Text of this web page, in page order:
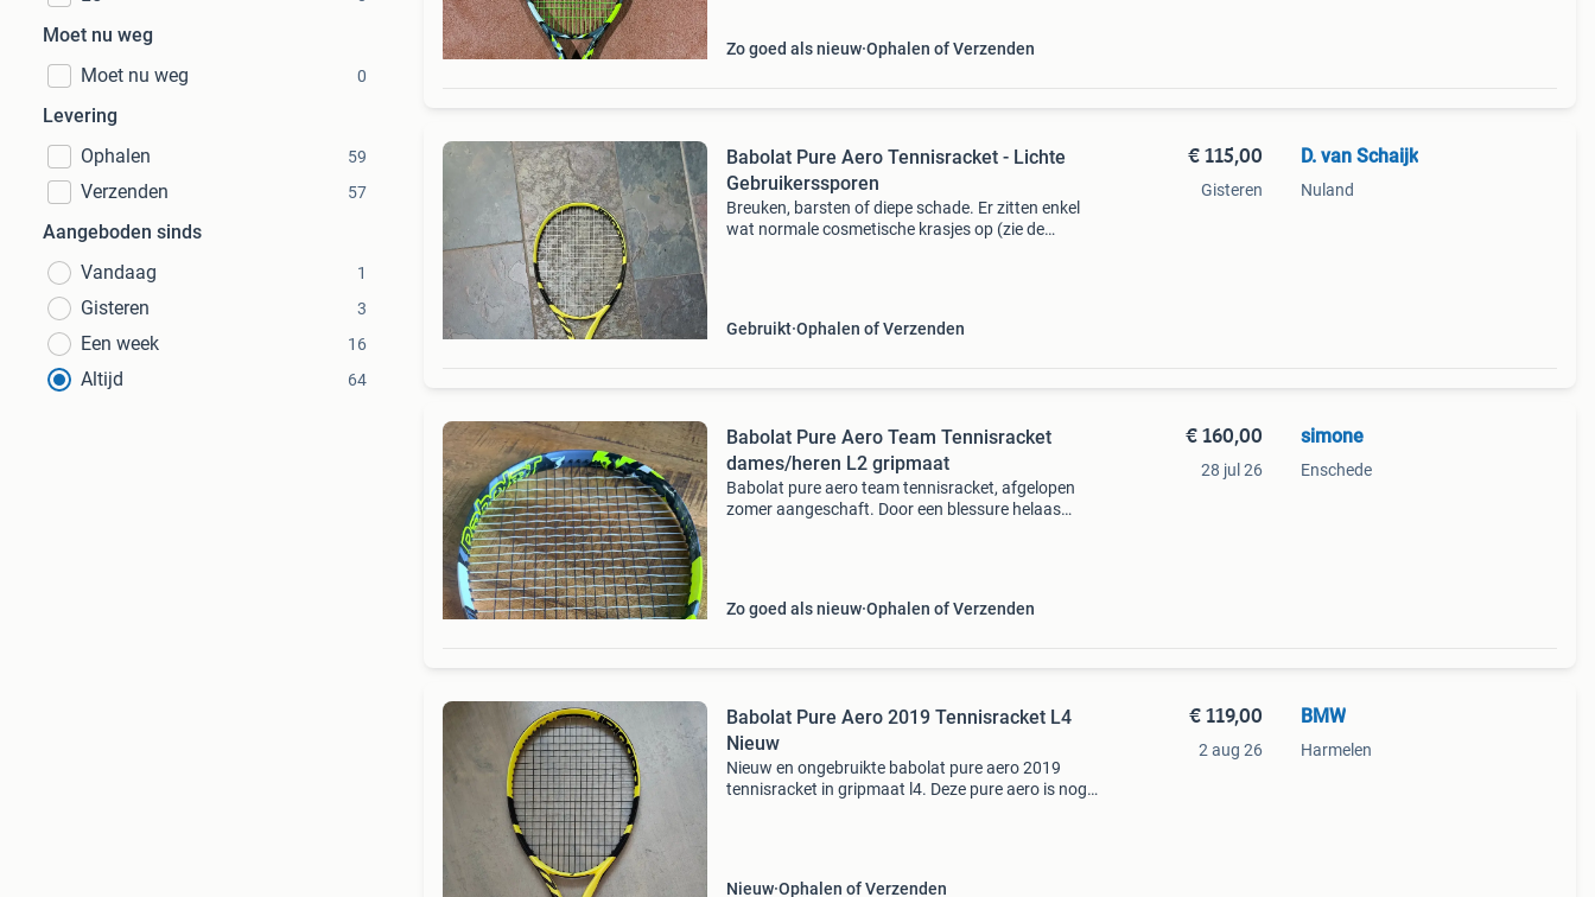
Moet nu weg
Moet nu weg
0
Levering
Ophalen
59
Verzenden 57
Aangeboden sinds
Vandaag
1
Gisteren 3
Een week 16
Altijd 64
Zo goed als nieuw Ophalen of Verzenden
Babolat Pure Aero Tennisracket - Lichte
Gebruikerssporen
Breuken, barsten of diepe schade. Er zitten enkel
wat normale cosmetische krasjes op (zie de
Gebruikt Ophalen of Verzenden
€ 115,00
Gisteren
D. van Schaijk
Nuland
Babolat Pure Aero Team Tennisracket
dames/heren L2 gripmaat
Babolat pure aero team tennisracket, afgelopen
zomer aangeschaft. Door een blessure helaas
Zo goed als nieuw Ophalen of Verzenden
€ 160,00
28 jul 26
simone
Enschede
Babolat Pure Aero 2019 Tennisracket L4
Nieuw
Nieuw en ongebruikte babolat pure aero 2019
tennisracket in gripmaat l4. Deze pure aero is nog
Nieuw Ophalen of Verzenden
€ 119,00
2 aug 26
BMW
Harmelen